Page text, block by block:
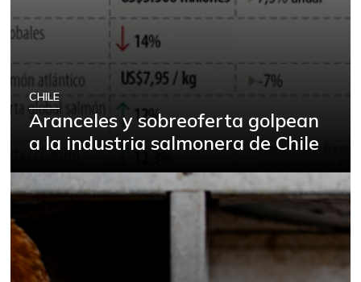
CHILE
Aranceles y sobreoferta golpean
a la industria salmonera de Chile